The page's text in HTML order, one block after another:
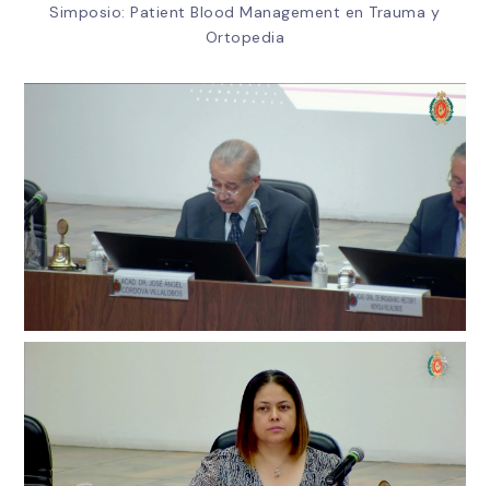
Simposio: Patient Blood Management en Trauma y
Ortopedia